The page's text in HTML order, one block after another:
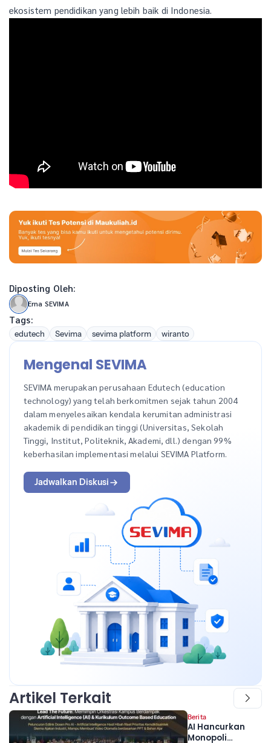
ekosistem pendidikan yang lebih baik di Indonesia.
Diposting Oleh:
Erna SEVIMA
Tags:
edutech Sevima sevima platform wiranto
Mengenal SEVIMA
SEVIMA merupakan perusahaan Edutech (education
technology) yang telah berkomitmen sejak tahun 2004
dalam menyelesaikan kendala kerumitan administrasi
akademik di pendidikan tinggi (Universitas, Sekolah
Tinggi, Institut, Politeknik, Akademi, dll.) dengan 99%
keberhasilan implementasi melalui SEVIMA Platform.
Jadwalkan Diskusi
Artikel Terkait
Berita
AI Hancurkan
Monopoli